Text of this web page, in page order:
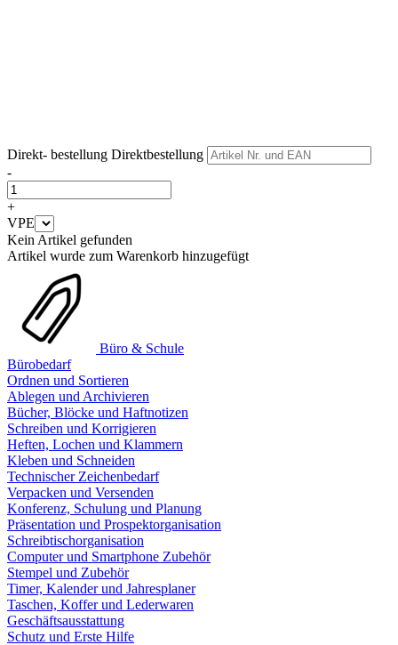
Direkt- bestellung Direktbestellung
-
+
VPE
Kein Artikel gefunden
Artikel wurde zum Warenkorb hinzugefügt
Büro & Schule
Bürobedarf
Ordnen und Sortieren
Ablegen und Archivieren
Bücher, Blöcke und Haftnotizen
Schreiben und Korrigieren
Heften, Lochen und Klammern
Kleben und Schneiden
Technischer Zeichenbedarf
Verpacken und Versenden
Konferenz, Schulung und Planung
Präsentation und Prospektorganisation
Schreibtischorganisation
Computer und Smartphone Zubehör
Stempel und Zubehör
Timer, Kalender und Jahresplaner
Taschen, Koffer und Lederwaren
Geschäftsausstattung
Schutz und Erste Hilfe